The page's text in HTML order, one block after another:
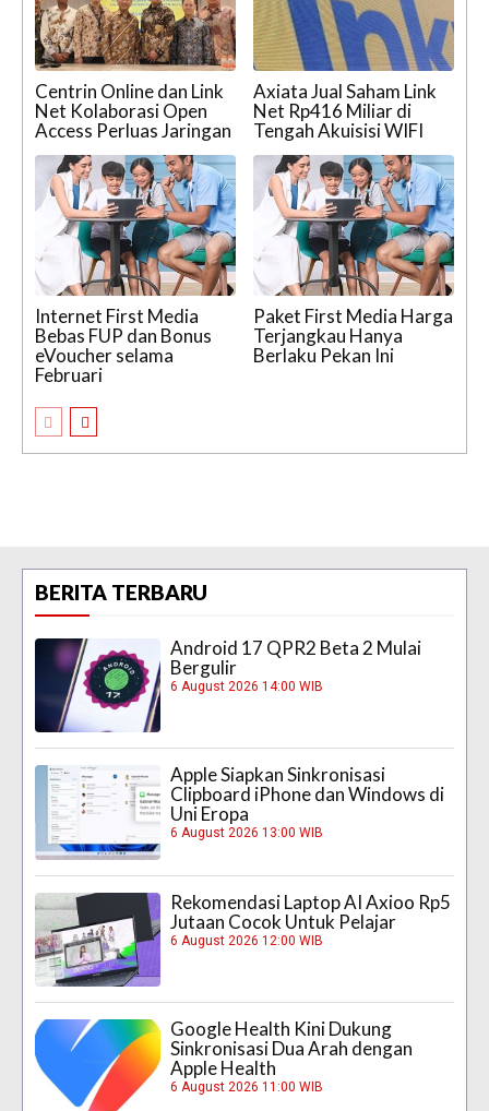
Centrin Online dan Link
Net Kolaborasi Open
Access Perluas Jaringan
Axiata Jual Saham Link
Net Rp416 Miliar di
Tengah Akuisisi WIFI
Internet First Media
Bebas FUP dan Bonus
eVoucher selama
Februari
Paket First Media Harga
Terjangkau Hanya
Berlaku Pekan Ini
BERITA TERBARU
Android 17 QPR2 Beta 2 Mulai
Bergulir
6 August 2026 14:00 WIB
Apple Siapkan Sinkronisasi
Clipboard iPhone dan Windows di
Uni Eropa
6 August 2026 13:00 WIB
Rekomendasi Laptop AI Axioo Rp5
Jutaan Cocok Untuk Pelajar
6 August 2026 12:00 WIB
Google Health Kini Dukung
Sinkronisasi Dua Arah dengan
Apple Health
6 August 2026 11:00 WIB